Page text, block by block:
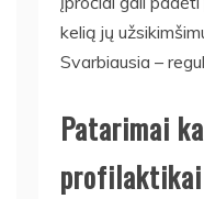
kelią jų
Svarbiausia –
Patarimai
profilaktikai